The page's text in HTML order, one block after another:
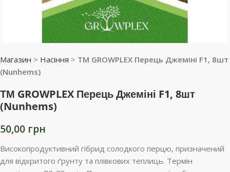
Магазин > Насіння > ТМ GROWPLEX Перець Джеміні F1, 8шт
(Nunhems)
ТМ GROWPLEX Перець Джеміні F1, 8шт
(Nunhems)
50,00 грн
Високопродуктивний гібрид солодкого перцю, призначений
для відкритого ґрунту та плівкових теплиць. Термін